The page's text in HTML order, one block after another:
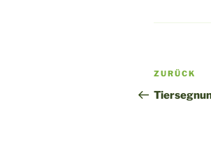
Vorheriger
Beitrag
ZURÜCK